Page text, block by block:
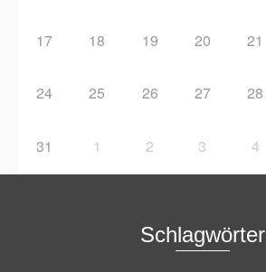
17 18 19 20 21
24 25 26 27 28
31 1 2 3 4
Schlagwörter